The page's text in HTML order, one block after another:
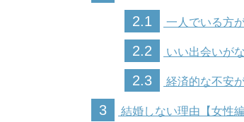
2.1 一人でいる方
2.2 いい出会いが
2.3 経済的な不安
3 結婚しない理由【女性編